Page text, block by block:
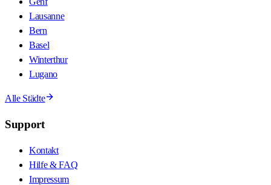
Lausanne
Bern
Basel
Winterthur
Lugano
Alle Städte
Support
Kontakt
Hilfe & FAQ
Impressum